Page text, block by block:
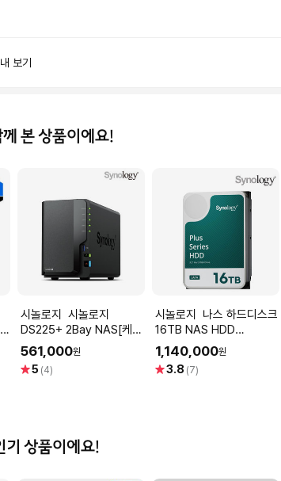
보기
본 상품이에요!
시놀로지 시놀로지
DS225+ 2Bay NAS[케이
스][공식총판]
561,000원
별 5 (4)
시놀로지 나스 하드디스크
16TB NAS HDD
HAT3310 16T
1,140,000원
별 3.8 (7)
기 상품이에요!